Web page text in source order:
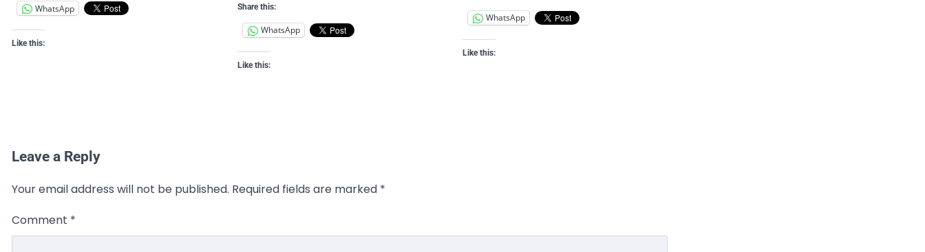
WhatsApp
Like this:
Share this:
WhatsApp
Like this:
WhatsApp
Like this:
Leave a Reply
Your email address will not be published. Required fields are marked *
Comment *